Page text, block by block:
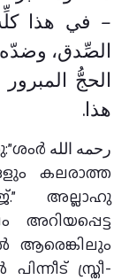
– في هذا
الصِّدق، وضدّه
الحجُّ
هذا.
കലരാത്ത
അല്ലാഹു
ആരെങ്കിലും
സ്ത്രീ-